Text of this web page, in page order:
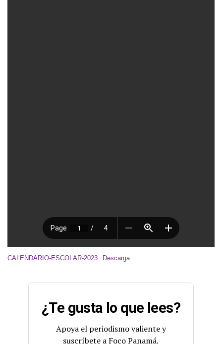
CALENDARIO-ESCOLAR-2023 Descarga
¿Te gusta lo que lees?
Apoya el periodismo valiente y
suscríbete a Foco Panamá.